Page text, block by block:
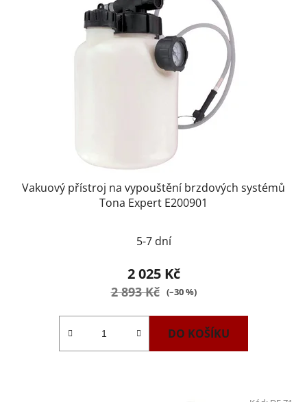
Vakuový přístroj na vypouštění brzdových systémů
Tona Expert E200901
5-7 dní
2 025 Kč
2 893 Kč (–30 %)
DO KOŠÍKU